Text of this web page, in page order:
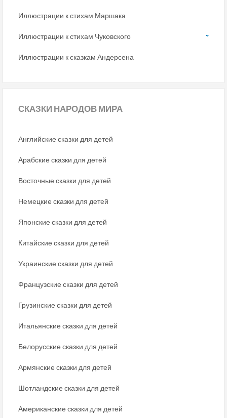
Иллюстрации к стихам Маршака
Иллюстрации к стихам Чуковского
Иллюстрации к сказкам Андерсена
СКАЗКИ НАРОДОВ МИРА
Английские сказки для детей
Арабские сказки для детей
Восточные сказки для детей
Немецкие сказки для детей
Японские сказки для детей
Китайские сказки для детей
Украинские сказки для детей
Французские сказки для детей
Грузинские сказки для детей
Итальянские сказки для детей
Белорусские сказки для детей
Армянские сказки для детей
Шотландские сказки для детей
Американские сказки для детей